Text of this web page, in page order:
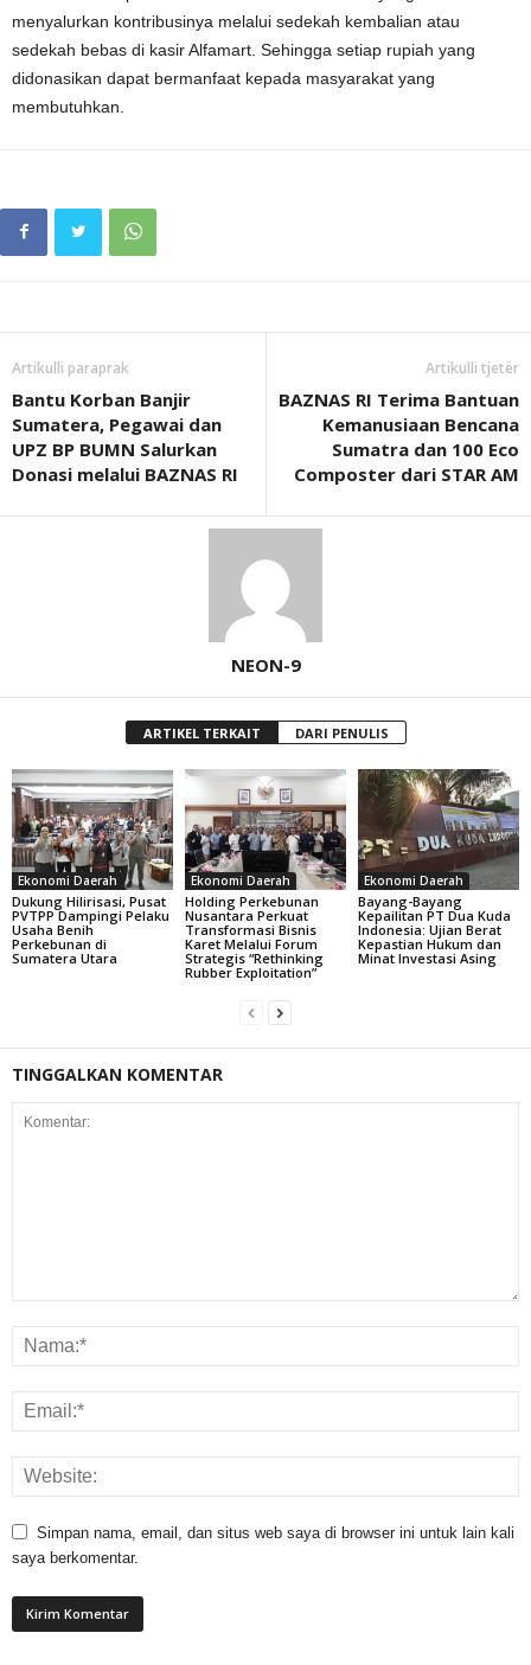
menyalurkan kontribusinya melalui sedekah kembalian atau
sedekah bebas di kasir Alfamart. Sehingga setiap rupiah yang
didonasikan dapat bermanfaat kepada masyarakat yang
membutuhkan.
Artikulli paraprak
Bantu Korban Banjir
Sumatera, Pegawai dan
UPZ BP BUMN Salurkan
Donasi melalui BAZNAS RI
Artikulli tjetër
BAZNAS RI Terima Bantuan
Kemanusiaan Bencana
Sumatra dan 100 Eco
Composter dari STAR AM
NEON-9
ARTIKEL TERKAIT DARI PENULIS
Ekonomi Daerah
Dukung Hilirisasi, Pusat
PVTPP Dampingi Pelaku
Usaha Benih
Perkebunan di
Sumatera Utara
Ekonomi Daerah
Holding Perkebunan
Nusantara Perkuat
Transformasi Bisnis
Karet Melalui Forum
Strategis “Rethinking
Rubber Exploitation”
Ekonomi Daerah
Bayang-Bayang
Kepailitan PT Dua Kuda
Indonesia: Ujian Berat
Kepastian Hukum dan
Minat Investasi Asing
TINGGALKAN KOMENTAR
Simpan nama, email, dan situs web saya di browser ini untuk lain kali
saya berkomentar.